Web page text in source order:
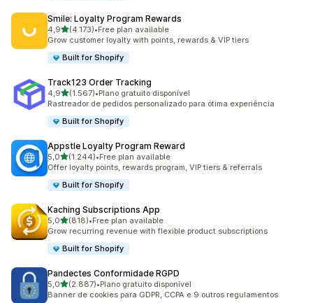
Smile: Loyalty Program Rewards
4,9de 5 estrelas
(4.173)
4173 total de avaliações
•Free plan available
Grow customer loyalty with points, rewards & VIP tiers
Built for Shopify
Track123 Order Tracking
4,9de 5 estrelas
(1.567)
1567 total de avaliações
•Plano gratuito disponível
Rastreador de pedidos personalizado para ótima experiência
Built for Shopify
Appstle Loyalty Program Reward
5,0de 5 estrelas
(1.244)
1244 total de avaliações
•Free plan available
Offer loyalty points, rewards program, VIP tiers & referrals
Built for Shopify
Kaching Subscriptions App
5,0de 5 estrelas
(818)
818 total de avaliações
•Free plan available
Grow recurring revenue with flexible product subscriptions
Built for Shopify
Pandectes Conformidade RGPD
5,0de 5 estrelas
(2.887)
2887 total de avaliações
•Plano gratuito disponível
Banner de cookies para GDPR, CCPA e 9 outros regulamentos